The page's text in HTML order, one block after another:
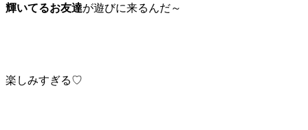
輝いてるお友達が遊びに来るんだ～
楽しみすぎる♡